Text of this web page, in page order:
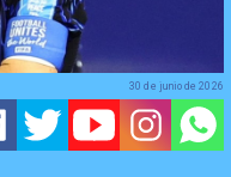
30 de junio de 2026